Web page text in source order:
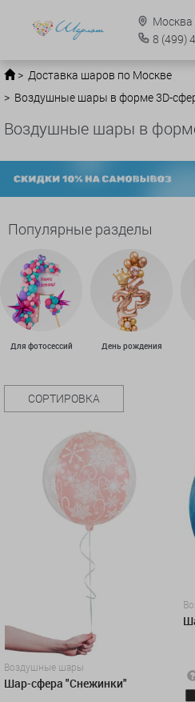
Москва
8 (499)
Доставка шаров по Москве
Воздушные шары в форме 3D-
Воздушные шары в
Популярные разделы
Для фотосессий День рождения
СОРТИРОВКА
Воздушные шары
Шар-сфера "Снежинки"